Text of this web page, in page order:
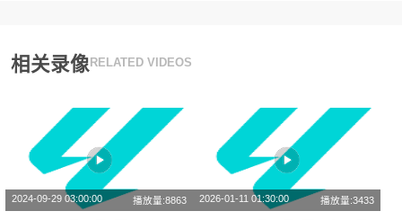
相关录像 RELATED VIDEOS
2024-09-29 03:00:00 播放量:8863 2026-01-11 01:30:00 播放量:3433